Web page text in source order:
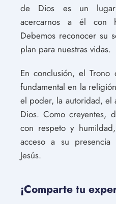
de Dios es un lugar
acercarnos a él con
Debemos reconocer su
plan para nuestras vidas.
En conclusión, el
fundamental en la
el poder, la autoridad, el
Dios. Como creyentes,
con respeto y
acceso a su
Jesús.
¡Comparte tu